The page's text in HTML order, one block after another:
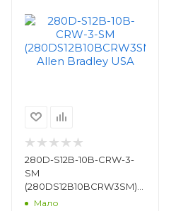
280D-S12B-10B-CRW-3-
SM
(280DS12B10BCRW3SM)
Allen Bradley USA
Мало